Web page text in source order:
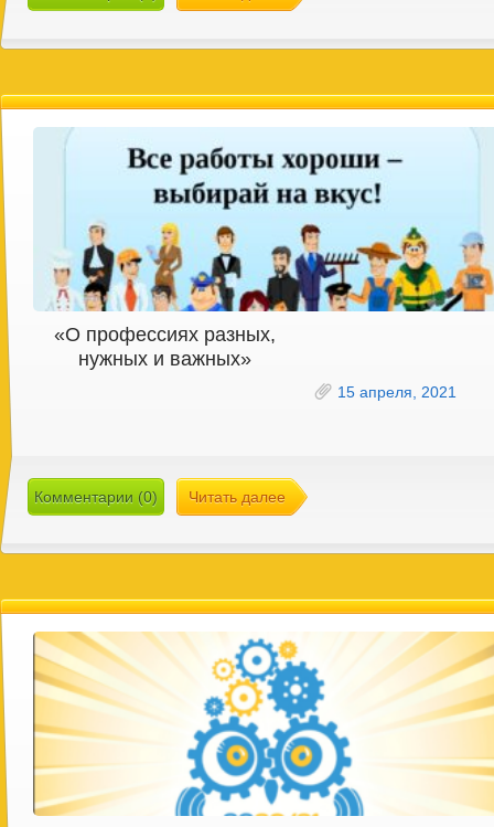
«О профессиях разных,
нужных и важных»
15 апреля, 2021
Комментарии (0) Читать далее